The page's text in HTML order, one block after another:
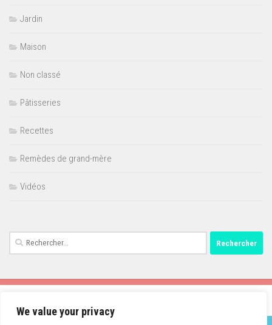
We value your privacy
Jardin
Maison
Non classé
Pâtisseries
Recettes
Remèdes de grand-mère
Vidéos
Rechercher :